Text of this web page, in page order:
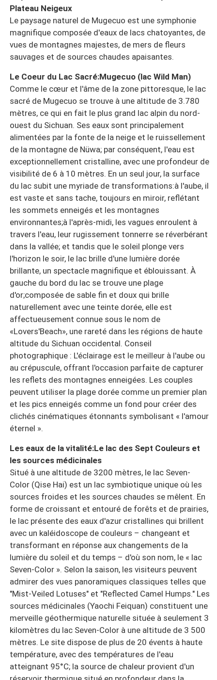
Plateau Neigeux
Le paysage naturel de Mugecuo est une symphonie
magnifique composée d'eaux de lacs chatoyantes, de
vues de montagnes majestes, de mers de fleurs
sauvages et de sources chaudes apaisantes.
Le Coeur du Lac Sacré:Mugecuo (lac Wild Man)
Comme le cœur et l'âme de la zone pittoresque, le lac
sacré de Mugecuo se trouve à une altitude de 3.780
mètres, ce qui en fait le plus grand lac alpin du nord-
ouest du Sichuan. Ses eaux sont principalement
alimentées par la fonte de la neige et le ruissellement
de la montagne de Nüwa; par conséquent, l'eau est
exceptionnellement cristalline, avec une profondeur de
visibilité de 6 à 10 mètres. En un seul jour, la surface
du lac subit une myriade de transformations:à l'aube, il
est vaste et sans tache, toujours en miroir, reflétant
les sommets enneigés et les montagnes
environnantes;à l'après-midi, les vagues enroulent à
travers l'eau, leur rugissement tonnerre se réverbérant
dans la vallée; et tandis que le soleil plonge vers
l'horizon le soir, le lac brille d'une lumière dorée
brillante, un spectacle magnifique et éblouissant. À
gauche du bord du lac se trouve une plage
d'or;composée de sable fin et doux qui brille
naturellement avec une teinte dorée, elle est
affectueusement connue sous le nom de
«Lovers'Beach», une rareté dans les régions de haute
altitude du Sichuan occidental. Conseil
photographique : L'éclairage est le meilleur à l'aube ou
au crépuscule, offrant l'occasion parfaite de capturer
les reflets des montagnes enneigées. Les couples
peuvent utiliser la plage dorée comme un premier plan
et les pics enneigés comme un fond pour créer des
clichés cinématiques étonnants symbolisant « l'amour
éternel ».
Les eaux de la vitalité:Le lac des Sept Couleurs et
les sources médicinales
Situé à une altitude de 3200 mètres, le lac Seven-
Color (Qise Hai) est un lac symbiotique unique où les
sources froides et les sources chaudes se mêlent. En
forme de croissant et entouré de forêts et de prairies,
le lac présente des eaux d'azur cristallines qui brillent
avec un kaléidoscope de couleurs – changeant et
transformant en réponse aux changements de la
lumière du soleil et du temps – d'où son nom, le « lac
Seven-Color ». Selon la saison, les visiteurs peuvent
admirer des vues panoramiques classiques telles que
"Mist-Veiled Lotuses" et "Reflected Camel Humps." Les
sources médicinales (Yaochi Feiquan) constituent une
merveille géothermique naturelle située à seulement 3
kilomètres du lac Seven-Color à une altitude de 3 500
mètres. Le site dispose de plus de 20 évents à haute
température, avec des températures de l'eau
atteignant 95°C; la source de chaleur provient d'un